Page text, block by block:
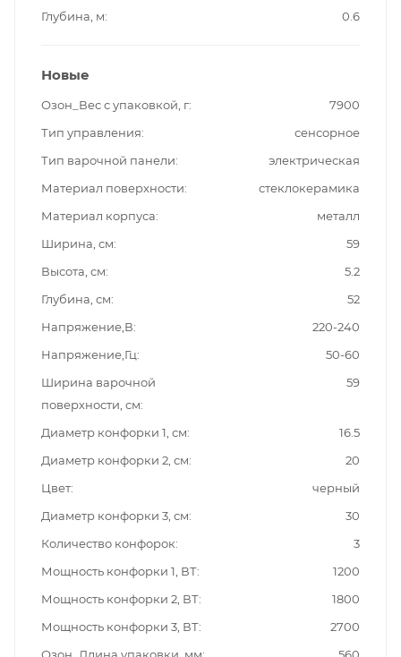
Глубина, м 0.6
Новые
Озон_Вес с упаковкой, г
7900
Тип управления
сенсорное
Тип варочной панели
электрическая
Материал поверхности
стеклокерамика
Материал корпуса
металл
Ширина, см
59
Высота, см
5.2
Глубина, см
52
Напряжение,В
220-240
Напряжение,Гц
50-60
Ширина варочной
поверхности, см
59
Диаметр конфорки 1, см
16.5
Диаметр конфорки 2, см
20
Цвет
черный
Диаметр конфорки 3, см
30
Количество конфорок
3
Мощность конфорки 1, ВТ
1200
Мощность конфорки 2, ВТ
1800
Мощность конфорки 3, ВТ
2700